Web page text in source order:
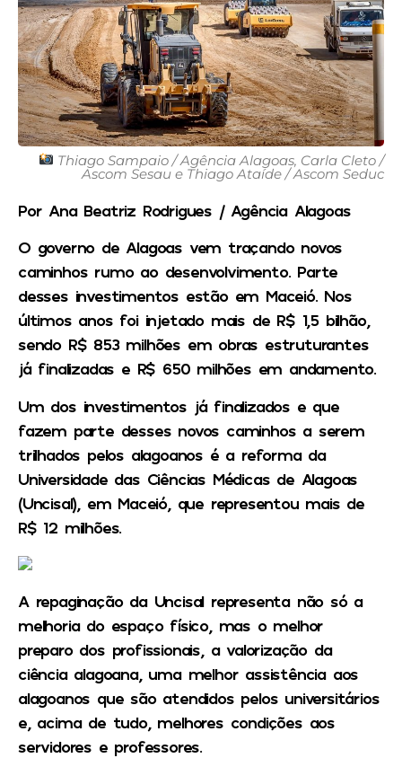
Thiago Sampaio / Agência Alagoas, Carla Cleto /
Ascom Sesau e Thiago Ataíde / Ascom Seduc
Por Ana Beatriz Rodrigues / Agência Alagoas
O governo de Alagoas vem traçando novos
caminhos rumo ao desenvolvimento. Parte
desses investimentos estão em Maceió. Nos
últimos anos foi injetado mais de R$ 1,5 bilhão,
sendo R$ 853 milhões em obras estruturantes
já finalizadas e R$ 650 milhões em andamento.
Um dos investimentos já finalizados e que
fazem parte desses novos caminhos a serem
trilhados pelos alagoanos é a reforma da
Universidade das Ciências Médicas de Alagoas
(Uncisal), em Maceió, que representou mais de
R$ 12 milhões.
A repaginação da Uncisal representa não só a
melhoria do espaço físico, mas o melhor
preparo dos profissionais, a valorização da
ciência alagoana, uma melhor assistência aos
alagoanos que são atendidos pelos universitários
e, acima de tudo, melhores condições aos
servidores e professores.